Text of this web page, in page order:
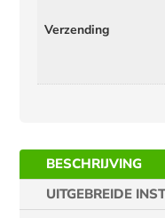
Verzending
BESCHRIJVING
UITGEBREIDE